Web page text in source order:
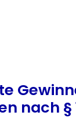
nach §